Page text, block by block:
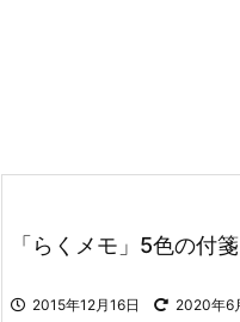
「らくメモ」5色の付
2015年12月16日 2020年6